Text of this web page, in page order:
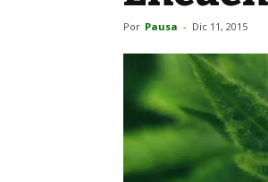
Por Pausa - Dic 11, 2015